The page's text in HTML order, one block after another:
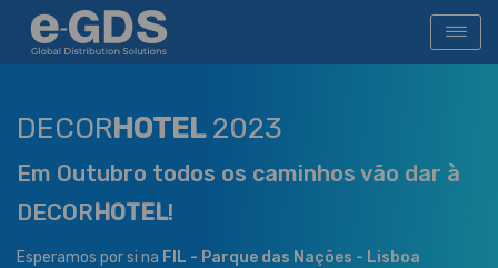
DECORHOTEL2023
Em Outubro todos os caminhos vão dar à
DECORHOTEL!
Esperamos por si na FIL - Parque das Nações - Lisboa